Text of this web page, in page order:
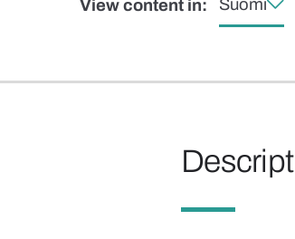
View content in: Suomi